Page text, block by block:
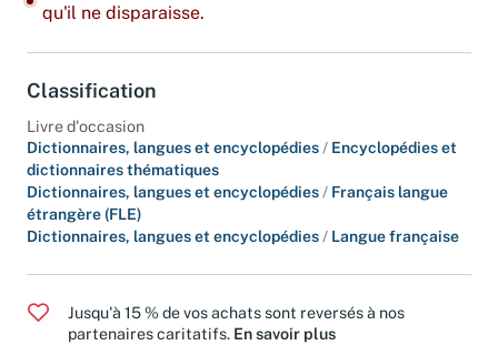
qu'il ne disparaisse.
Classification
Livre d'occasion
Dictionnaires, langues et encyclopédies/ Encyclopédies et
dictionnaires thématiques
Dictionnaires, langues et encyclopédies/ Français langue
étrangère (FLE)
Dictionnaires, langues et encyclopédies/ Langue française
Jusqu'à 15 % de vos achats sont reversés à nos
partenaires caritatifs. En savoir plus